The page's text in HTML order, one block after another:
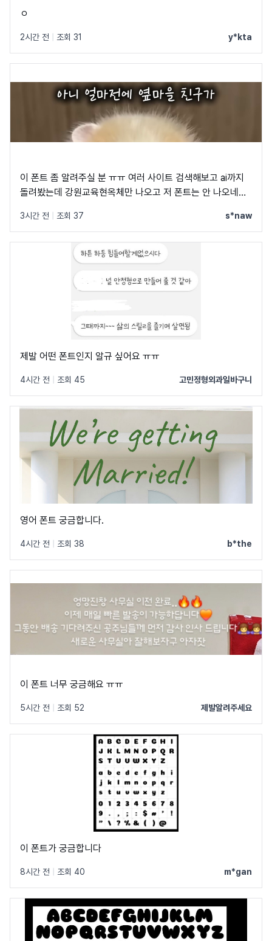
ㅇ
2시간 전 조회 31 y*kta
이 폰트 좀 알려주실 분 ㅠㅠ 여러 사이트 검색해보고 ai까지
돌려봤는데 강원교육현옥체만 나오고 저 폰트는 안 나오네요
3시간 전 조회 37 s*naw
제발 어떤 폰트인지 알규 싶어요 ㅠㅠ
4시간 전 조회 45 고민정형외과일바구니
영어 폰트 궁금합니다.
4시간 전 조회 38 b*the
이 폰트 너무 궁금해요 ㅠㅠ
5시간 전 조회 52 제발알려주세요
이 폰트가 궁금합니다
8시간 전 조회 40 m*gan